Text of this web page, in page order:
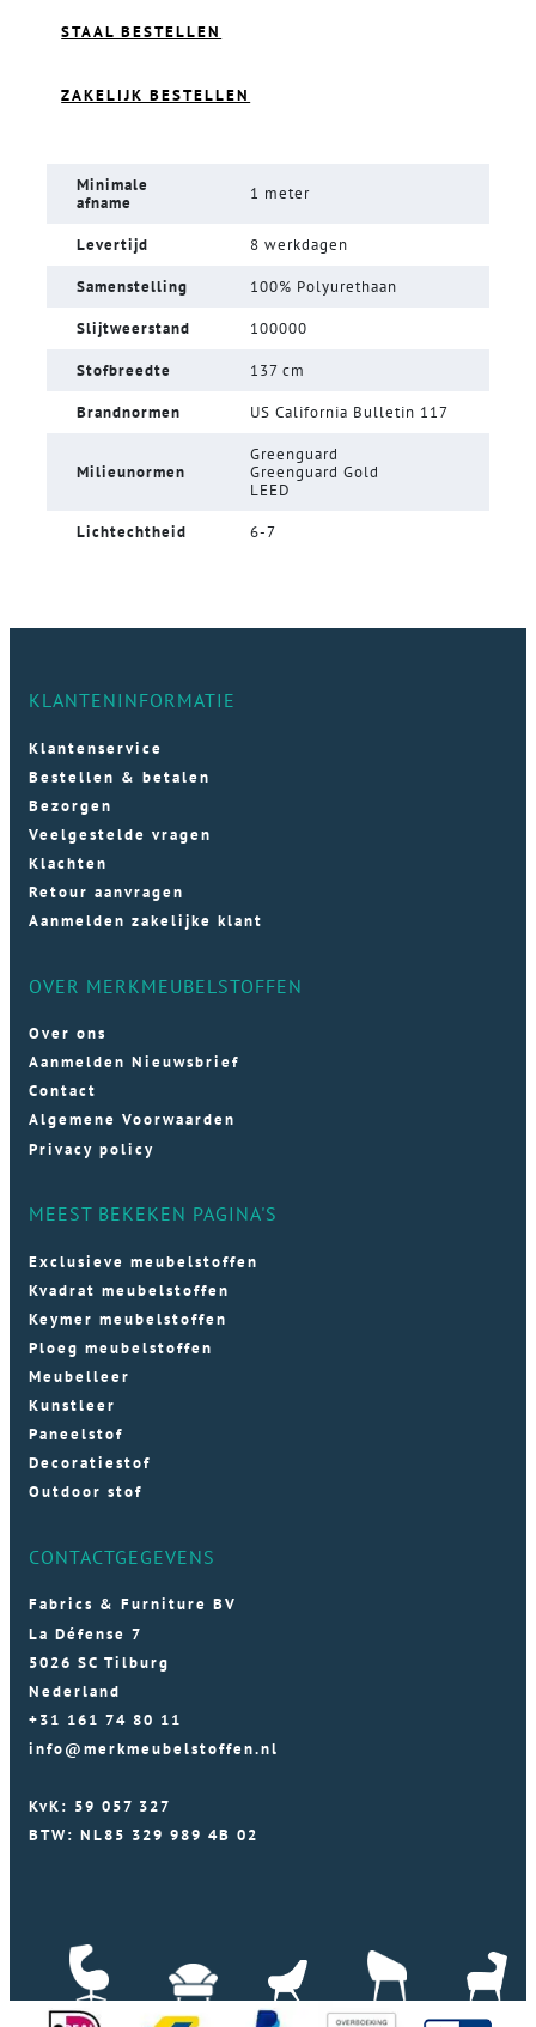
STAAL BESTELLEN
ZAKELIJK BESTELLEN
Minimale
afname
1 meter
Levertijd 8 werkdagen
Samenstelling 100% Polyurethaan
Slijtweerstand 100000
Stofbreedte 137 cm
Brandnormen US California Bulletin 117
Milieunormen
Greenguard
Greenguard Gold
LEED
Lichtechtheid 6-7
KLANTENINFORMATIE
Klantenservice
Bestellen & betalen
Bezorgen
Veelgestelde vragen
Klachten
Retour aanvragen
Aanmelden zakelijke klant
OVER MERKMEUBELSTOFFEN
Over ons
Aanmelden Nieuwsbrief
Contact
Algemene Voorwaarden
Privacy policy
MEEST BEKEKEN PAGINA'S
Exclusieve meubelstoffen
Kvadrat meubelstoffen
Keymer meubelstoffen
Ploeg meubelstoffen
Meubelleer
Kunstleer
Paneelstof
Decoratiestof
Outdoor stof
CONTACTGEGEVENS
Fabrics & Furniture BV
La Défense 7
5026 SC Tilburg
Nederland
+31 161 74 80 11
info@merkmeubelstoffen.nl
KvK: 59 057 327
BTW: NL85 329 989 4B 02